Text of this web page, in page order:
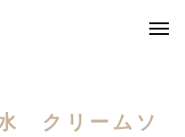
クリームソ